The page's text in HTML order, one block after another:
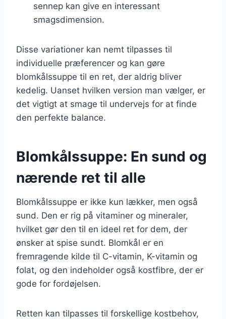
sennep kan give en interessant
smagsdimension.
Disse variationer kan nemt tilpasses til
individuelle præferencer og kan gøre
blomkålssuppe til en ret, der aldrig bliver
kedelig. Uanset hvilken version man vælger, er
det vigtigt at smage til undervejs for at finde
den perfekte balance.
Blomkålssuppe: En sund og
nærende ret til alle
Blomkålssuppe er ikke kun lækker, men også
sund. Den er rig på vitaminer og mineraler,
hvilket gør den til en ideel ret for dem, der
ønsker at spise sundt. Blomkål er en
fremragende kilde til C-vitamin, K-vitamin og
folat, og den indeholder også kostfibre, der er
gode for fordøjelsen.
Retten kan tilpasses til forskellige kostbehov,